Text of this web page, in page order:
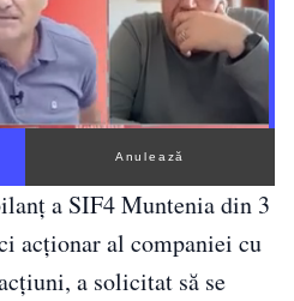
Anulează
a SIF4 Muntenia din 3
acționar al companiei cu
a solicitat să se